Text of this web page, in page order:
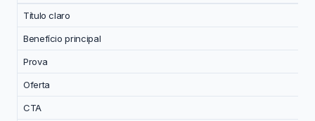
Título claro
Benefício principal
Prova
Oferta
CTA